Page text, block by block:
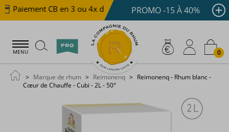
Paiement CB en 3 ou 4x dès 100 € Livraison offerte
PROMO -15 À 40%
MENU 0
Marque de rhum Reimonenq
Reimonenq - Rhum blanc -
Cœur de Chauffe - Cubi - 2L - 50°